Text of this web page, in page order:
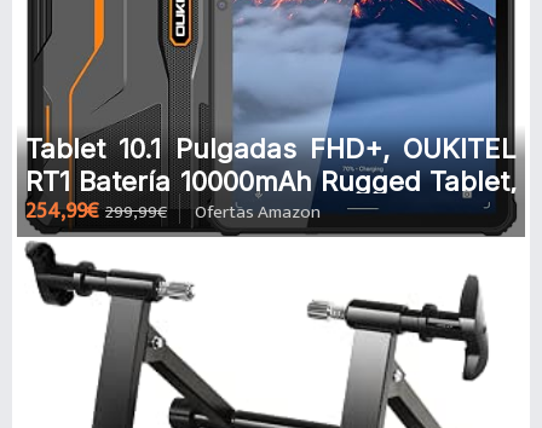
Tablet 10.1 Pulgadas FHD+, OUKITEL
RT1 Batería 10000mAh Rugged Tablet,
128GB Ampliable 4GB RAM 64GB
254,99€ 299,99€ Ofertas Amazon